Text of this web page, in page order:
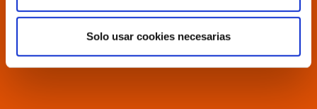
Solo usar cookies necesarias